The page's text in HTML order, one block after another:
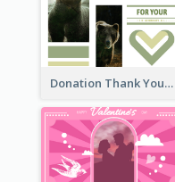
Donation Thank You Card